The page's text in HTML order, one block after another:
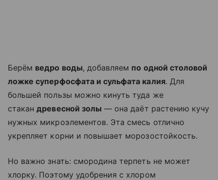
Берём ведро воды, добавляем по одной столовой
ложке суперфосфата и сульфата калия. Для
большей пользы можно кинуть туда же
стакандревесной золы — она даёт растению кучу
нужных микроэлементов. Эта смесь отлично
укрепляет корни и повышает морозостойкость.
Но важно знать: смородина терпеть не может
хлорку. Поэтому удобрения с хлором